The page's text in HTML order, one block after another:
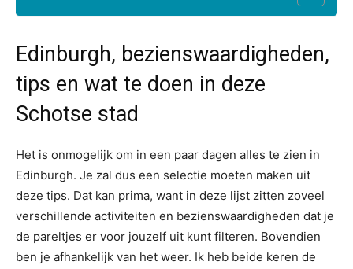
Edinburgh, bezienswaardigheden,
tips en wat te doen in deze
Schotse stad
Het is onmogelijk om in een paar dagen alles te zien in
Edinburgh. Je zal dus een selectie moeten maken uit
deze tips. Dat kan prima, want in deze lijst zitten zoveel
verschillende activiteiten en bezienswaardigheden dat je
de pareltjes er voor jouzelf uit kunt filteren. Bovendien
ben je afhankelijk van het weer. Ik heb beide keren de